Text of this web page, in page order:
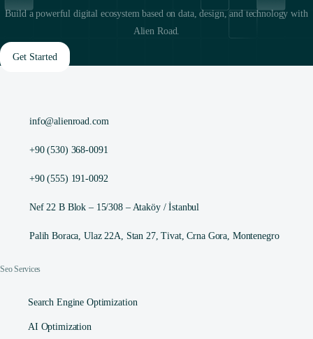
Build a powerful digital ecosystem based on data, design, and technology with
Alien Road.
Get Started
info@alienroad.com
+90 (530) 368-0091
+90 (555) 191-0092
Nef 22 B Blok – 15/308 – Ataköy / İstanbul
Palih Boraca, Ulaz 22A, Stan 27, Tivat, Crna Gora, Montenegro
Seo Services
Search Engine Optimization
AI Optimization